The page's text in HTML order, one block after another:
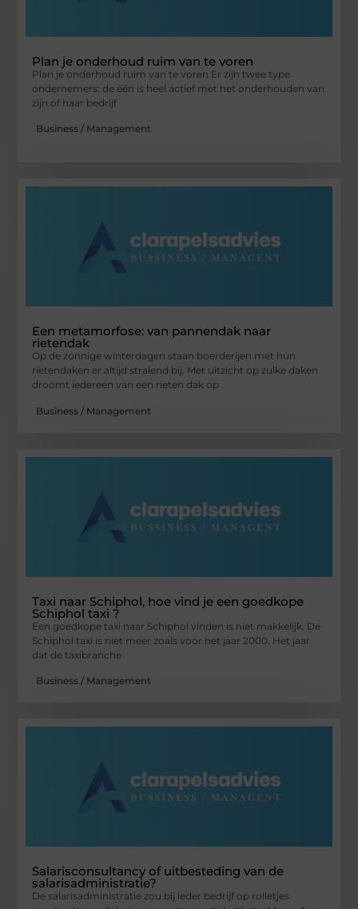
Plan je onderhoud ruim van te voren
Plan je onderhoud ruim van te voren Er zijn twee type
ondernemers: de één is heel actief met het onderhouden van
zijn of haar bedrijf
Business / Management
Een metamorfose: van pannendak naar
rietendak
Op de zonnige winterdagen staan boerderijen met hun
rietendaken er altijd stralend bij. Met uitzicht op zulke daken
droomt iedereen van een rieten dak op
Business / Management
Taxi naar Schiphol, hoe vind je een goedkope
Schiphol taxi ?
Een goedkope taxi naar Schiphol vinden is niet makkelijk. De
Schiphol taxi is niet meer zoals voor het jaar 2000. Het jaar
dat de taxibranche
Business / Management
Salarisconsultancy of uitbesteding van de
salarisadministratie?
De salarisadministratie zou bij ieder bedrijf op rolletjes